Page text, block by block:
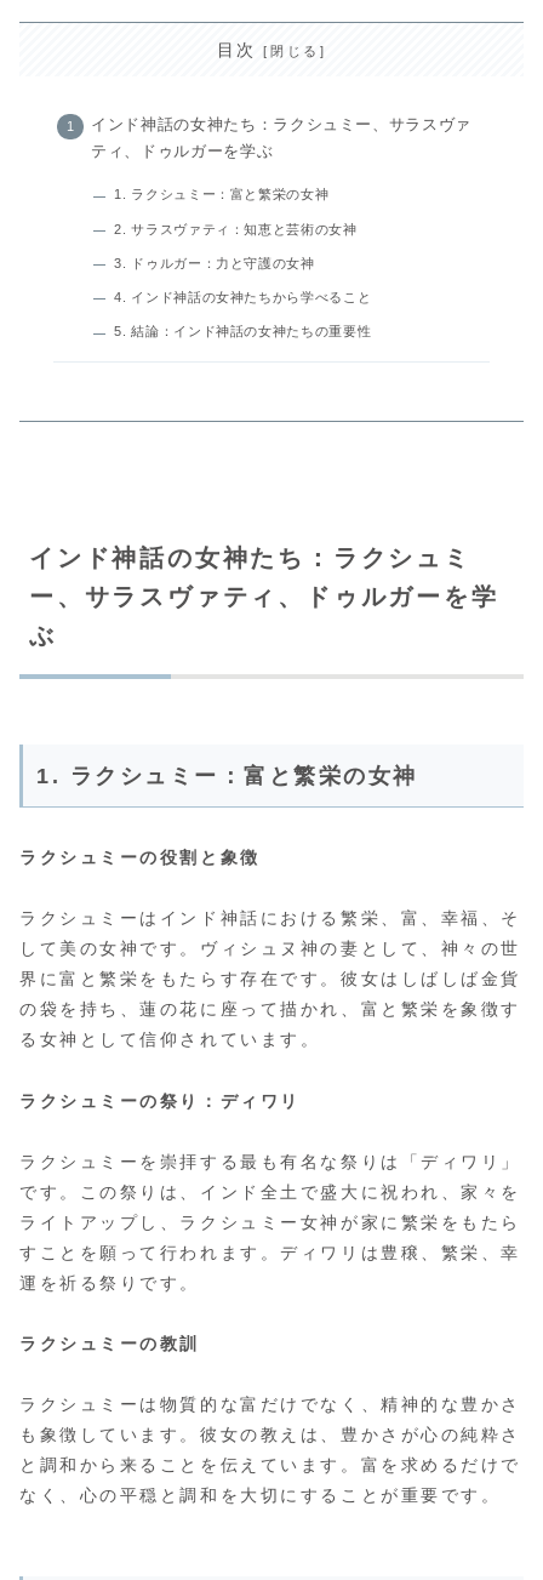
目次
インド神話の女神たち：ラクシュミー、サラスヴァ
ティ、ドゥルガーを学ぶ
1. ラクシュミー：富と繁栄の女神
2. サラスヴァティ：知恵と芸術の女神
3. ドゥルガー：力と守護の女神
4. インド神話の女神たちから学べること
5. 結論：インド神話の女神たちの重要性
インド神話の女神たち：ラクシュミ
ー、サラスヴァティ、ドゥルガーを学
ぶ
1. ラクシュミー：富と繁栄の女神
ラクシュミーの役割と象徴
ラクシュミーはインド神話における繁栄、富、幸福、そ
して美の女神です。ヴィシュヌ神の妻として、神々の世
界に富と繁栄をもたらす存在です。彼女はしばしば金貨
の袋を持ち、蓮の花に座って描かれ、富と繁栄を象徴す
る女神として信仰されています。
ラクシュミーの祭り：ディワリ
ラクシュミーを崇拝する最も有名な祭りは「ディワリ」
です。この祭りは、インド全土で盛大に祝われ、家々を
ライトアップし、ラクシュミー女神が家に繁栄をもたら
すことを願って行われます。ディワリは豊穣、繁栄、幸
運を祈る祭りです。
ラクシュミーの教訓
ラクシュミーは物質的な富だけでなく、精神的な豊かさ
も象徴しています。彼女の教えは、豊かさが心の純粋さ
と調和から来ることを伝えています。富を求めるだけで
なく、心の平穏と調和を大切にすることが重要です。